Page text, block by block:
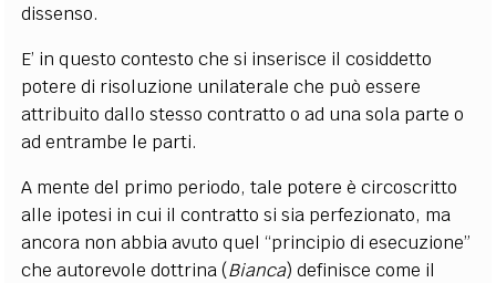
dissenso.
E’ in questo contesto che si inserisce il cosiddetto
potere di risoluzione unilaterale che può essere
attribuito dallo stesso contratto o ad una sola parte o
ad entrambe le parti.
A mente del primo periodo, tale potere è circoscritto
alle ipotesi in cui il contratto si sia perfezionato, ma
ancora non abbia avuto quel “principio di esecuzione”
che autorevole dottrina (Bianca) definisce come il